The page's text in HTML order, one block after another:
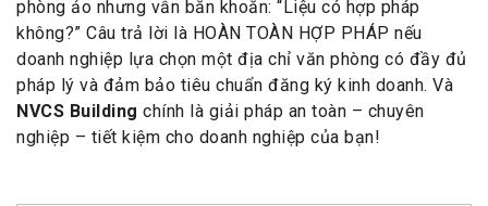
phòng ảo nhưng vẫn băn khoăn: “Liệu có hợp pháp
không?” Câu trả lời là HOÀN TOÀN HỢP PHÁP nếu
doanh nghiệp lựa chọn một địa chỉ văn phòng có đầy đủ
pháp lý và đảm bảo tiêu chuẩn đăng ký kinh doanh. Và
NVCS Building chính là giải pháp an toàn – chuyên
nghiệp – tiết kiệm cho doanh nghiệp của bạn!